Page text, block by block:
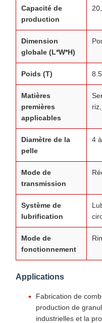
Capacité de
production
Dimension
globale (L*W*H)
Poids (T) 8.5
Matières
premières
applicables
Diamètre de la
pelle
4
Mode de
transmission
Système de
lubrification
Mode de
fonctionnement
Applications
Fabrication de
production de
industrielles et la